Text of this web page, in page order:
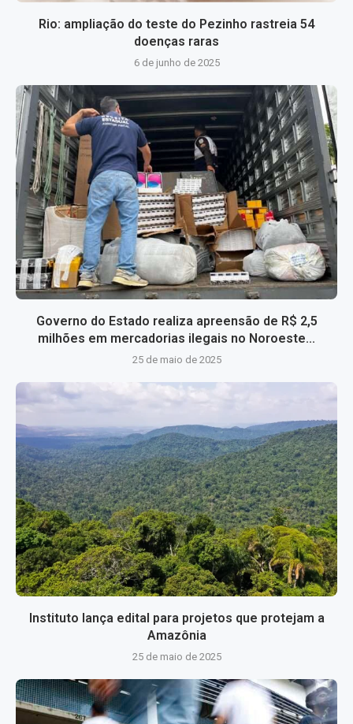
Rio: ampliação do teste do Pezinho rastreia 54
doenças raras
6 de junho de 2025
Governo do Estado realiza apreensão de R$ 2,5
milhões em mercadorias ilegais no Noroeste...
25 de maio de 2025
Instituto lança edital para projetos que protejam a
Amazônia
25 de maio de 2025